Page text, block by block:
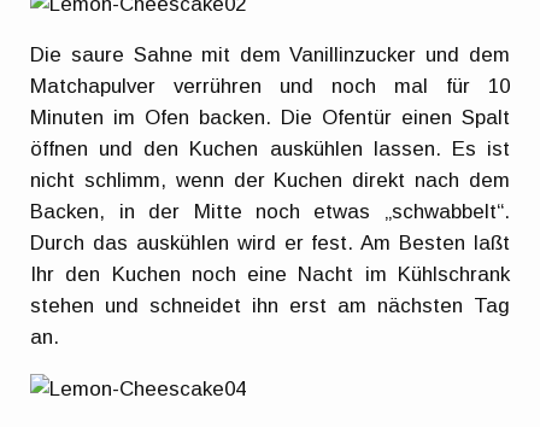
Die saure Sahne mit dem Vanillinzucker und dem
Matchapulver verrühren und noch mal für 10
Minuten im Ofen backen. Die Ofentür einen Spalt
öffnen und den Kuchen auskühlen lassen. Es ist
nicht schlimm, wenn der Kuchen direkt nach dem
Backen, in der Mitte noch etwas „schwabbelt“.
Durch das auskühlen wird er fest. Am Besten laßt
Ihr den Kuchen noch eine Nacht im Kühlschrank
stehen und schneidet ihn erst am nächsten Tag
an.